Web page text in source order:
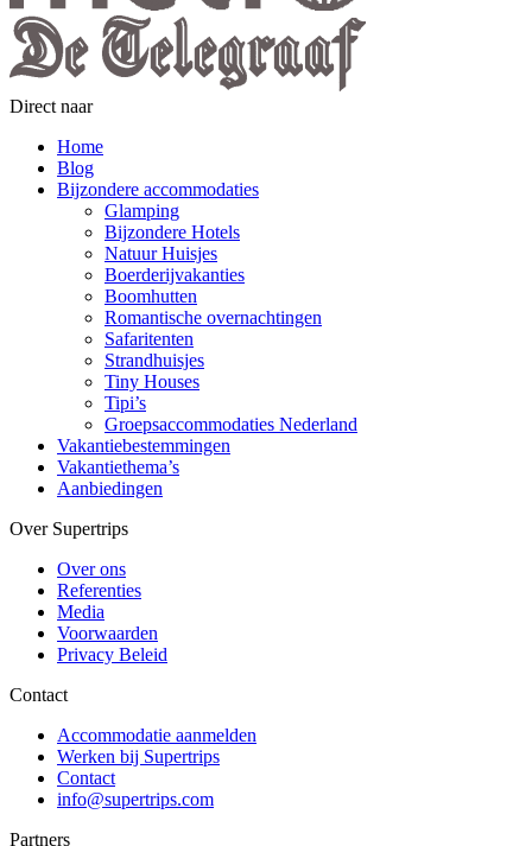
Direct naar
Home
Blog
Bijzondere accommodaties
Glamping
Bijzondere Hotels
Natuur Huisjes
Boerderijvakanties
Boomhutten
Romantische overnachtingen
Safaritenten
Strandhuisjes
Tiny Houses
Tipi’s
Groepsaccommodaties Nederland
Vakantiebestemmingen
Vakantiethema’s
Aanbiedingen
Over Supertrips
Over ons
Referenties
Media
Voorwaarden
Privacy Beleid
Contact
Accommodatie aanmelden
Werken bij Supertrips
Contact
info@supertrips.com
Partners